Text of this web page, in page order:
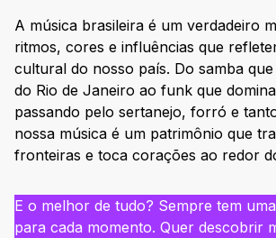
A música brasileira é um verdadeiro
ritmos, cores e influências que
cultural do nosso país. Do samba
do Rio de Janeiro ao funk que
passando pelo sertanejo, forró e
nossa música é um patrimônio que
fronteiras e toca corações ao redor
E o melhor de tudo? Sempre tem
para cada momento. Quer descobrir